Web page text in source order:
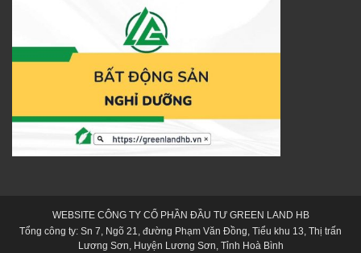
WEBSITE CÔNG TY CỔ PHẦN ĐẦU TƯ GREEN LAND HB
Tổng công ty: Sn 7, Ngõ 21, đường Phạm Văn Đồng, Tiểu khu 13, Thị trấn
Lương Sơn, Huyện Lương Sơn, Tỉnh Hoà Bình